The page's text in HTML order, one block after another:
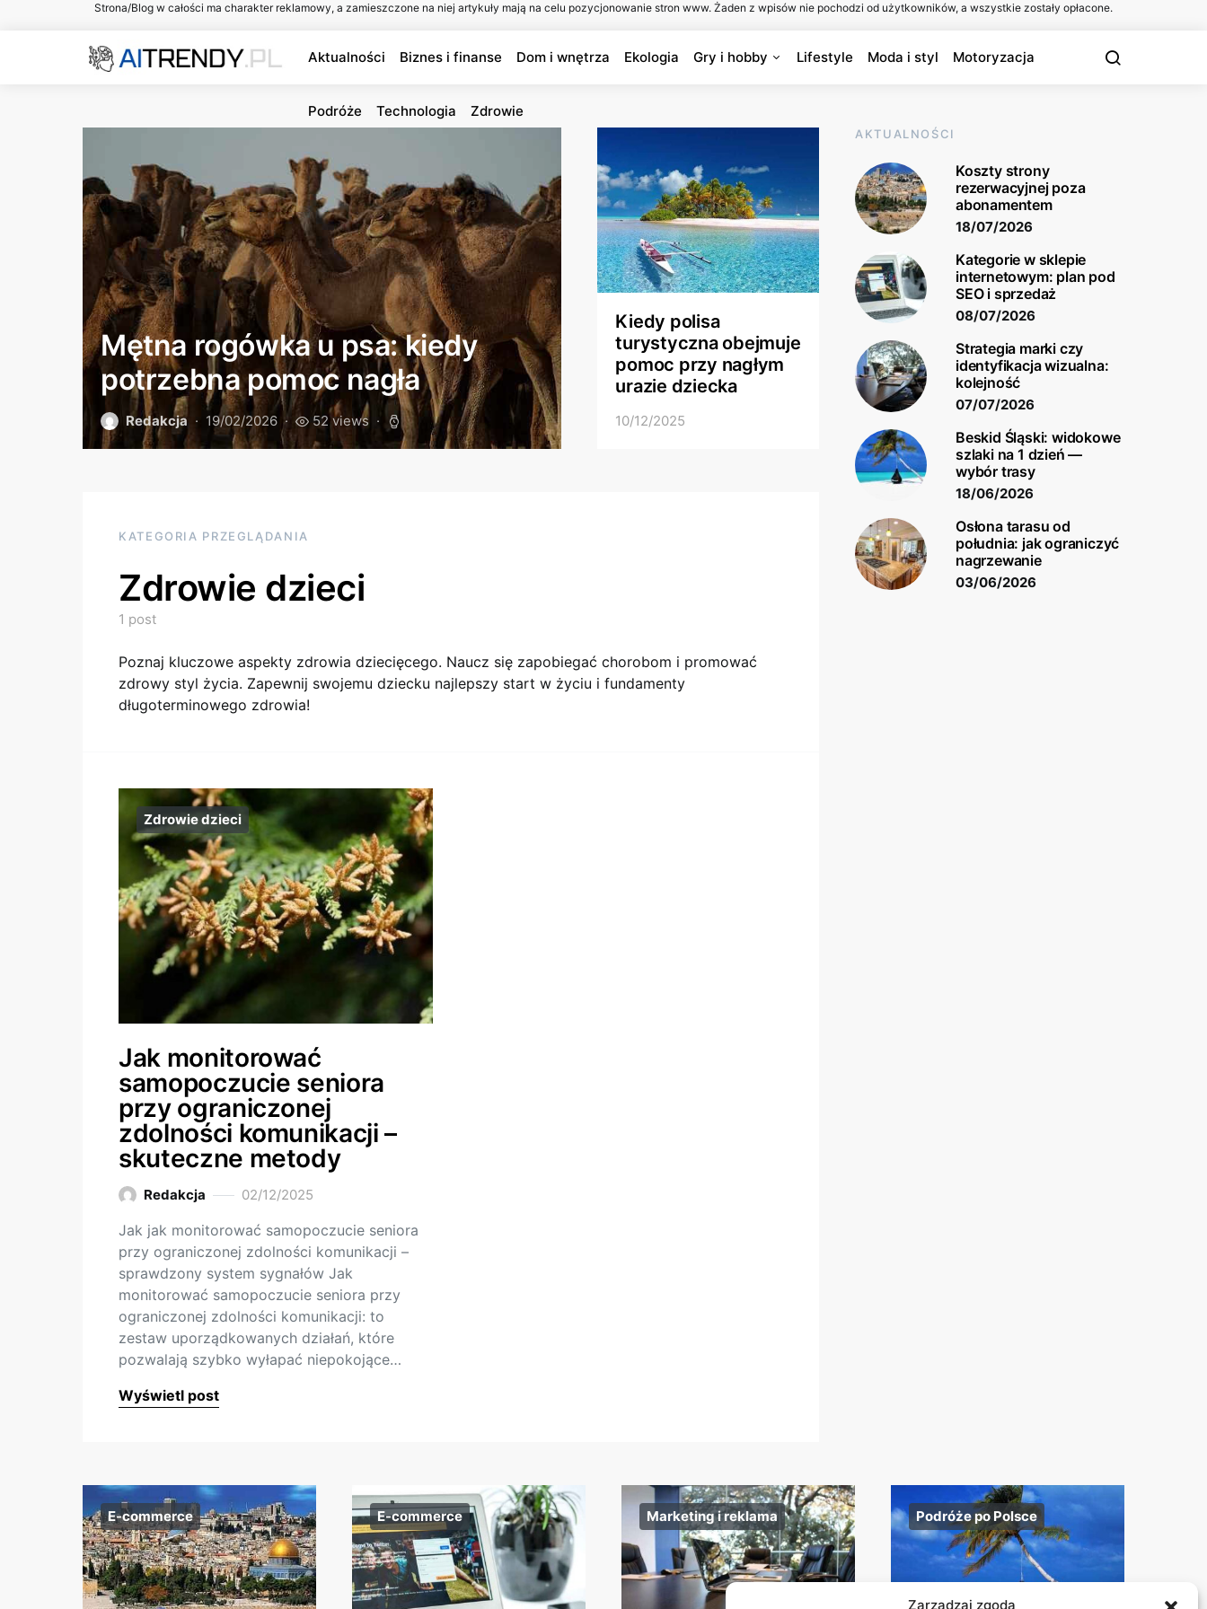
Zarządzaj zgodą
Strona/Blog w całości ma charakter reklamowy, a zamieszczone na niej artykuły mają na celu pozycjonowanie stron www. Żaden z wpisów nie pochodzi od użytkowników, a wszystkie zostały opłacone.
Aktualności Biznes i finanse Dom i wnętrza Ekologia Gry i hobby Lifestyle Moda i styl Motoryzacja
Podróże Technologia Zdrowie
Mętna rogówka u psa: kiedy
potrzebna pomoc nagła
Redakcja 19/02/2026 52 views
Kiedy polisa
turystyczna obejmuje
pomoc przy nagłym
urazie dziecka
10/12/2025
KATEGORIA PRZEGLĄDANIA
Zdrowie dzieci
1 post
Poznaj kluczowe aspekty zdrowia dziecięcego. Naucz się zapobiegać chorobom i promować
zdrowy styl życia. Zapewnij swojemu dziecku najlepszy start w życiu i fundamenty
długoterminowego zdrowia!
Zdrowie dzieci
Jak monitorować
samopoczucie seniora
przy ograniczonej
zdolności komunikacji –
skuteczne metody
Redakcja 02/12/2025
Jak jak monitorować samopoczucie seniora
przy ograniczonej zdolności komunikacji –
sprawdzony system sygnałów Jak
monitorować samopoczucie seniora przy
ograniczonej zdolności komunikacji: to
zestaw uporządkowanych działań, które
pozwalają szybko wyłapać niepokojące…
Wyświetl post
AKTUALNOŚCI
Koszty strony
rezerwacyjnej poza
abonamentem
18/07/2026
Kategorie w sklepie
internetowym: plan pod
SEO i sprzedaż
08/07/2026
Strategia marki czy
identyfikacja wizualna:
kolejność
07/07/2026
Beskid Śląski: widokowe
szlaki na 1 dzień —
wybór trasy
18/06/2026
Osłona tarasu od
południa: jak ograniczyć
nagrzewanie
03/06/2026
E-commerce E-commerce Marketing i reklama Podróże po Polsce